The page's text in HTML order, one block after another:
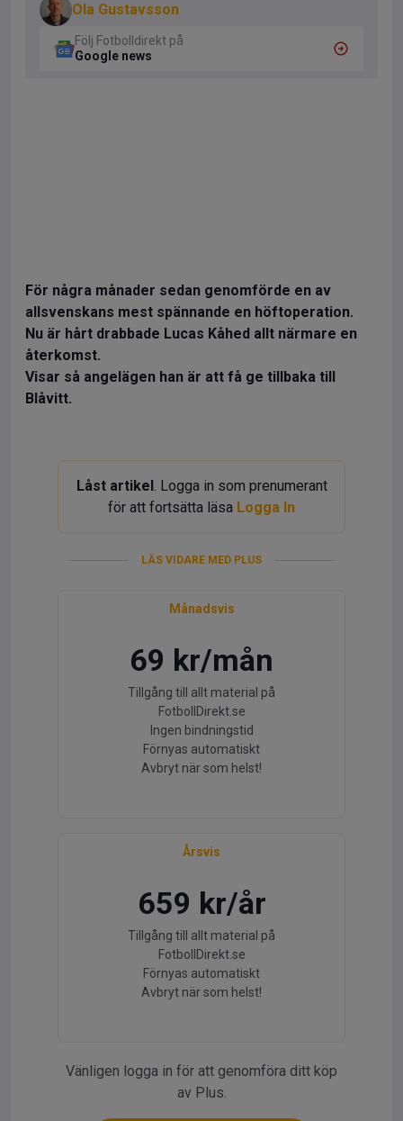
Ola Gustavsson
Följ Fotbolldirekt på
Google news
För några månader sedan genomförde en av
allsvenskans mest spännande en höftoperation.
Nu är hårt drabbade Lucas Kåhed allt närmare en
återkomst.
Visar så angelägen han är att få ge tillbaka till
Blåvitt.
Låst artikel. Logga in som prenumerant
för att fortsätta läsa Logga In
LÄS VIDARE MED PLUS
Månadsvis
69 kr/mån
Tillgång till allt material på
FotbollDirekt.se
Ingen bindningstid
Förnyas automatiskt
Avbryt när som helst!
Årsvis
659 kr/år
Tillgång till allt material på
FotbollDirekt.se
Förnyas automatiskt
Avbryt när som helst!
Vänligen logga in för att genomföra ditt köp
av Plus.